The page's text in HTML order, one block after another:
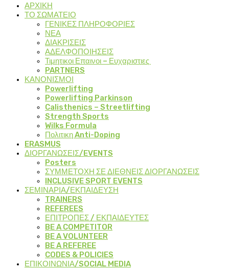
ΑΡΧΙΚΗ
ΤΟ ΣΩΜΑΤΕΙΟ
ΓΕΝΙΚΕΣ ΠΛΗΡΟΦΟΡΙΕΣ
ΝΕΑ
ΔΙΑΚΡΙΣΕΙΣ
ΑΔΕΛΦΟΠΟΙΗΣΕΙΣ
Τιμητικοι Επαινοι – Ευχαριστιες
PARTNERS
ΚΑΝΟΝΙΣΜΟΙ
Powerlifting
Powerlifting Parkinson
Calisthenics – Streetlifting
Strength Sports
Wilks Formula
Πολιτικη Anti-Doping
ERASMUS
ΔΙΟΡΓΑΝΩΣΕΙΣ/EVENTS
Posters
ΣΥΜΜΕΤΟΧΗ ΣΕ ΔΙΕΘΝΕΙΣ ΔΙΟΡΓΑΝΩΣΕΙΣ
INCLUSIVE SPORT EVENTS
ΣΕΜΙΝΑΡΙΑ/ΕΚΠΑΙΔΕΥΣΗ
TRAINERS
REFEREES
ΕΠΙΤΡΟΠΕΣ / ΕΚΠΑΙΔΕΥΤΕΣ
BE A COMPETITOR
BE A VOLUNTEER
BE A REFEREE
CODES & POLICIES
ΕΠΙΚΟΙΝΩΝΙΑ/SOCIAL MEDIA